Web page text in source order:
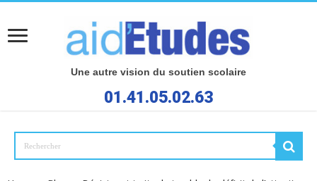
Une autre vision du soutien scolaire
01.41.05.02.63